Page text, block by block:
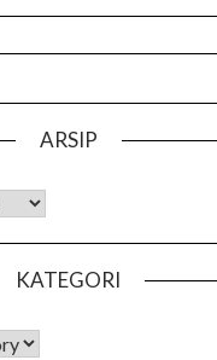
ARSIP
KATEGORI